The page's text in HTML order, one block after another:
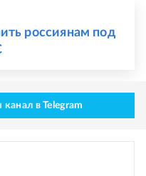
россиянам под
в Telegram